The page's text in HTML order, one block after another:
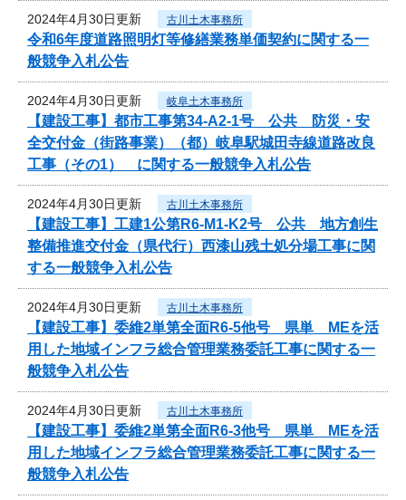
2024年4月30日更新 古川土木事務所
令和6年度道路照明灯等修繕業務単価契約に関する一
般競争入札公告
2024年4月30日更新 岐阜土木事務所
【建設工事】都市工事第34-A2-1号 公共 防災・安
全交付金（街路事業）（都）岐阜駅城田寺線道路改良
工事（その1） に関する一般競争入札公告
2024年4月30日更新 古川土木事務所
【建設工事】工建1公第R6-M1-K2号 公共 地方創生
整備推進交付金（県代行）西漆山残土処分場工事に関
する一般競争入札公告
2024年4月30日更新 古川土木事務所
【建設工事】委維2単第全面R6-5他号 県単 MEを活
用した地域インフラ総合管理業務委託工事に関する一
般競争入札公告
2024年4月30日更新 古川土木事務所
【建設工事】委維2単第全面R6-3他号 県単 MEを活
用した地域インフラ総合管理業務委託工事に関する一
般競争入札公告